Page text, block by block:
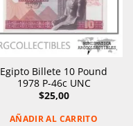
Egipto Billete 10 Pound
1978 P-46c UNC
$25,00
AÑADIR AL CARRITO